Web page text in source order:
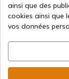
ainsi que des
cookies ainsi que
vos données